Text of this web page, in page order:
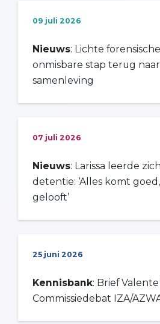
09 juli 2026
Nieuws: Lichte
onmisbare stap terug
samenleving
07 juli 2026
Nieuws: Larissa leerde
detentie: ‘Alles komt
gelooft’
25 juni 2026
Kennisbank: Brief Valente
Commissiedebat IZA/